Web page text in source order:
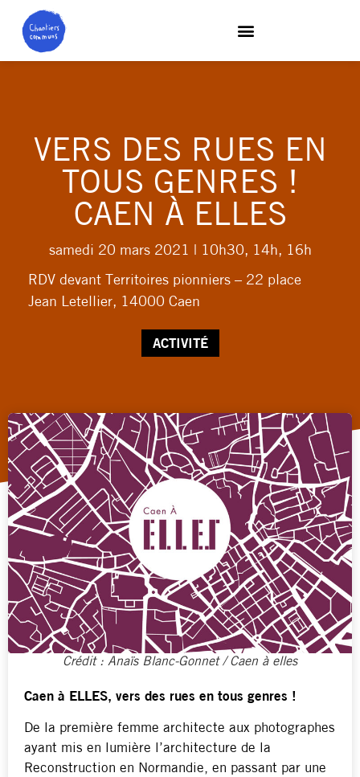
VERS DES RUES EN
TOUS GENRES !
CAEN À ELLES
samedi 20 mars 2021 | 10h30, 14h, 16h
RDV devant Territoires pionniers – 22 place
Jean Letellier, 14000 Caen
ACTIVITÉ
Crédit : Anaïs Blanc-Gonnet / Caen à elles
Caen à ELLES, vers des rues en tous genres !
De la première femme architecte aux photographes
ayant mis en lumière l’architecture de la
Reconstruction en Normandie, en passant par une